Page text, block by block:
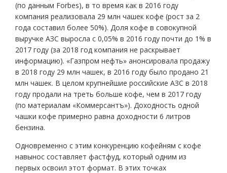
(по данным Forbes), в то время как в 2016 году
компания реализовала 29 млн чашек кофе (рост за 2
года составил более 50%). Доля кофе в совокупной
выручке АЗС выросла с 0,05% в 2016 году почти до 1% в
2017 году (за 2018 год компания не раскрывает
информацию). «Газпром нефть» анонсировала продажу
в 2018 году 29 млн чашек, в 2016 году было продано 21
млн чашек. В целом крупнейшие российские АЗС в 2018
году продали на треть больше кофе, чем в 2017 году
(по материалам «Коммерсантъ»). Доходность одной
чашки кофе примерно равна доходности 6 литров
бензина.
Одновременно с этим конкуренцию кофейням с кофе
навынос составляет фастфуд, который одним из
первых освоил этот формат. В этих точках